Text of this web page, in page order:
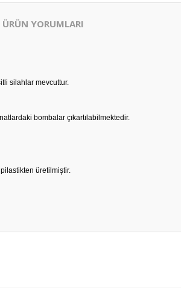
ÜRÜN YORUMLARI
silahlar mevcuttur.
bombalar çıkartılabilmektedir.
üretilmiştir.